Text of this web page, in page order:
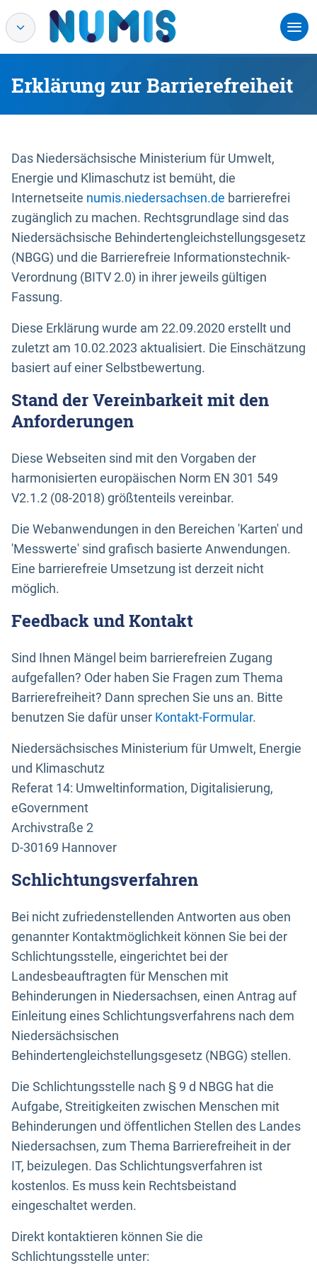
Erklärung zur Barrierefreiheit
Das Niedersächsische Ministerium für Umwelt,
Energie und Klimaschutz ist bemüht, die
Internetseite numis.niedersachsen.de barrierefrei
zugänglich zu machen. Rechtsgrundlage sind das
Niedersächsische Behindertengleichstellungsgesetz
(NBGG) und die Barrierefreie Informationstechnik-
Verordnung (BITV 2.0) in ihrer jeweils gültigen
Fassung.
Diese Erklärung wurde am 22.09.2020 erstellt und
zuletzt am 10.02.2023 aktualisiert. Die Einschätzung
basiert auf einer Selbstbewertung.
Stand der Vereinbarkeit mit den
Anforderungen
Diese Webseiten sind mit den Vorgaben der
harmonisierten europäischen Norm EN 301 549
V2.1.2 (08-2018) größtenteils vereinbar.
Die Webanwendungen in den Bereichen 'Karten' und
'Messwerte' sind grafisch basierte Anwendungen.
Eine barrierefreie Umsetzung ist derzeit nicht
möglich.
Feedback und Kontakt
Sind Ihnen Mängel beim barrierefreien Zugang
aufgefallen? Oder haben Sie Fragen zum Thema
Barrierefreiheit? Dann sprechen Sie uns an. Bitte
benutzen Sie dafür unser Kontakt-Formular.
Niedersächsisches Ministerium für Umwelt, Energie
und Klimaschutz
Referat 14: Umweltinformation, Digitalisierung,
eGovernment
Archivstraße 2
D-30169 Hannover
Schlichtungsverfahren
Bei nicht zufriedenstellenden Antworten aus oben
genannter Kontaktmöglichkeit können Sie bei der
Schlichtungsstelle, eingerichtet bei der
Landesbeauftragten für Menschen mit
Behinderungen in Niedersachsen, einen Antrag auf
Einleitung eines Schlichtungsverfahrens nach dem
Niedersächsischen
Behindertengleichstellungsgesetz (NBGG) stellen.
Die Schlichtungsstelle nach § 9 d NBGG hat die
Aufgabe, Streitigkeiten zwischen Menschen mit
Behinderungen und öffentlichen Stellen des Landes
Niedersachsen, zum Thema Barrierefreiheit in der
IT, beizulegen. Das Schlichtungsverfahren ist
kostenlos. Es muss kein Rechtsbeistand
eingeschaltet werden.
Direkt kontaktieren können Sie die
Schlichtungsstelle unter: